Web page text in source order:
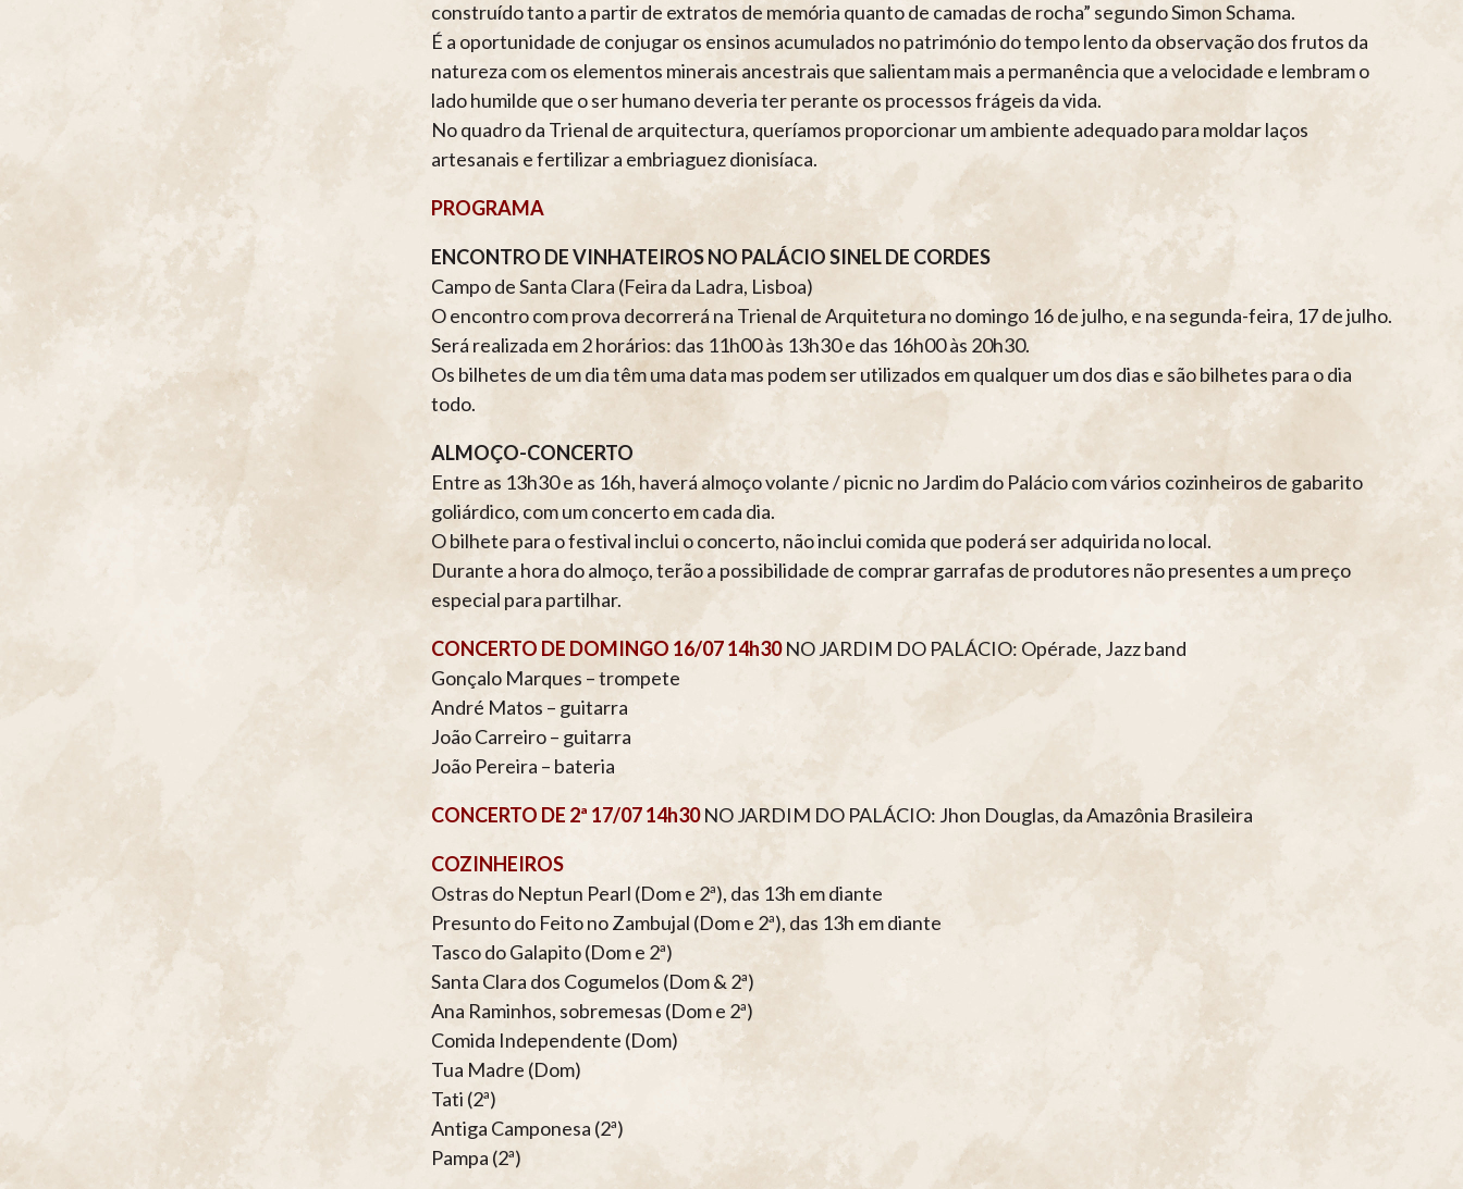
construído tanto a partir de extratos de memória quanto de camadas de rocha” segundo Simon Schama.
É a oportunidade de conjugar os ensinos acumulados no património do tempo lento da observação dos frutos da
natureza com os elementos minerais ancestrais que salientam mais a permanência que a velocidade e lembram o
lado humilde que o ser humano deveria ter perante os processos frágeis da vida.
No quadro da Trienal de arquitectura, queríamos proporcionar um ambiente adequado para moldar laços
artesanais e fertilizar a embriaguez dionisíaca.
PROGRAMA
ENCONTRO DE VINHATEIROS NO PALÁCIO SINEL DE CORDES
Campo de Santa Clara (Feira da Ladra, Lisboa)
O encontro com prova decorrerá na Trienal de Arquitetura no domingo 16 de julho, e na segunda-feira, 17 de julho.
Será realizada em 2 horários: das 11h00 às 13h30 e das 16h00 às 20h30.
Os bilhetes de um dia têm uma data mas podem ser utilizados em qualquer um dos dias e são bilhetes para o dia
todo.
ALMOÇO-CONCERTO
Entre as 13h30 e as 16h, haverá almoço volante / picnic no Jardim do Palácio com vários cozinheiros de gabarito
goliárdico, com um concerto em cada dia.
O bilhete para o festival inclui o concerto, não inclui comida que poderá ser adquirida no local.
Durante a hora do almoço, terão a possibilidade de comprar garrafas de produtores não presentes a um preço
especial para partilhar.
CONCERTO DE DOMINGO 16/07 14h30NO JARDIM DO PALÁCIO: Opérade, Jazz band
Gonçalo Marques – trompete
André Matos – guitarra
João Carreiro – guitarra
João Pereira – bateria
CONCERTO DE 2ª 17/07 14h30NO JARDIM DO PALÁCIO: Jhon Douglas, da Amazônia Brasileira
COZINHEIROS
Ostras do Neptun Pearl (Dom e 2ª), das 13h em diante
Presunto do Feito no Zambujal (Dom e 2ª), das 13h em diante
Tasco do Galapito (Dom e 2ª)
Santa Clara dos Cogumelos (Dom & 2ª)
Ana Raminhos, sobremesas (Dom e 2ª)
Comida Independente (Dom)
Tua Madre (Dom)
Tati (2ª)
Antiga Camponesa (2ª)
Pampa (2ª)